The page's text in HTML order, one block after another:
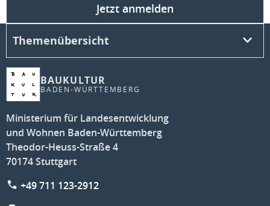
Jetzt anmelden
BAUKULTUR
BADEN-WÜRTTEMBERG
Ministerium für Landesentwicklung
und Wohnen Baden-Württemberg
Theodor-Heuss-Straße 4
70174 Stuttgart
+49 711 123-2912
Themenübersicht